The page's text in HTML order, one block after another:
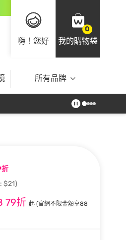
嗨！您好
0
我的購物袋
所有品牌
$21)
79折 起 (官網不限金額享88